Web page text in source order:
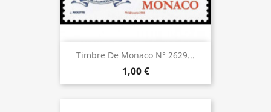
Timbre De Monaco N° 2629...
1,00 €